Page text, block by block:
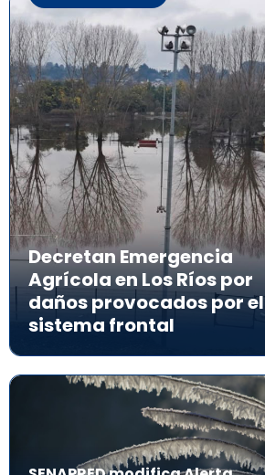
Decretan Emergencia
Agrícola en Los Ríos por
daños provocados por el
sistema frontal